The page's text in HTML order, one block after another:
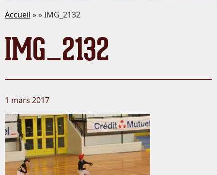
Accueil » » IMG_2132
IMG_2132
1 mars 2017